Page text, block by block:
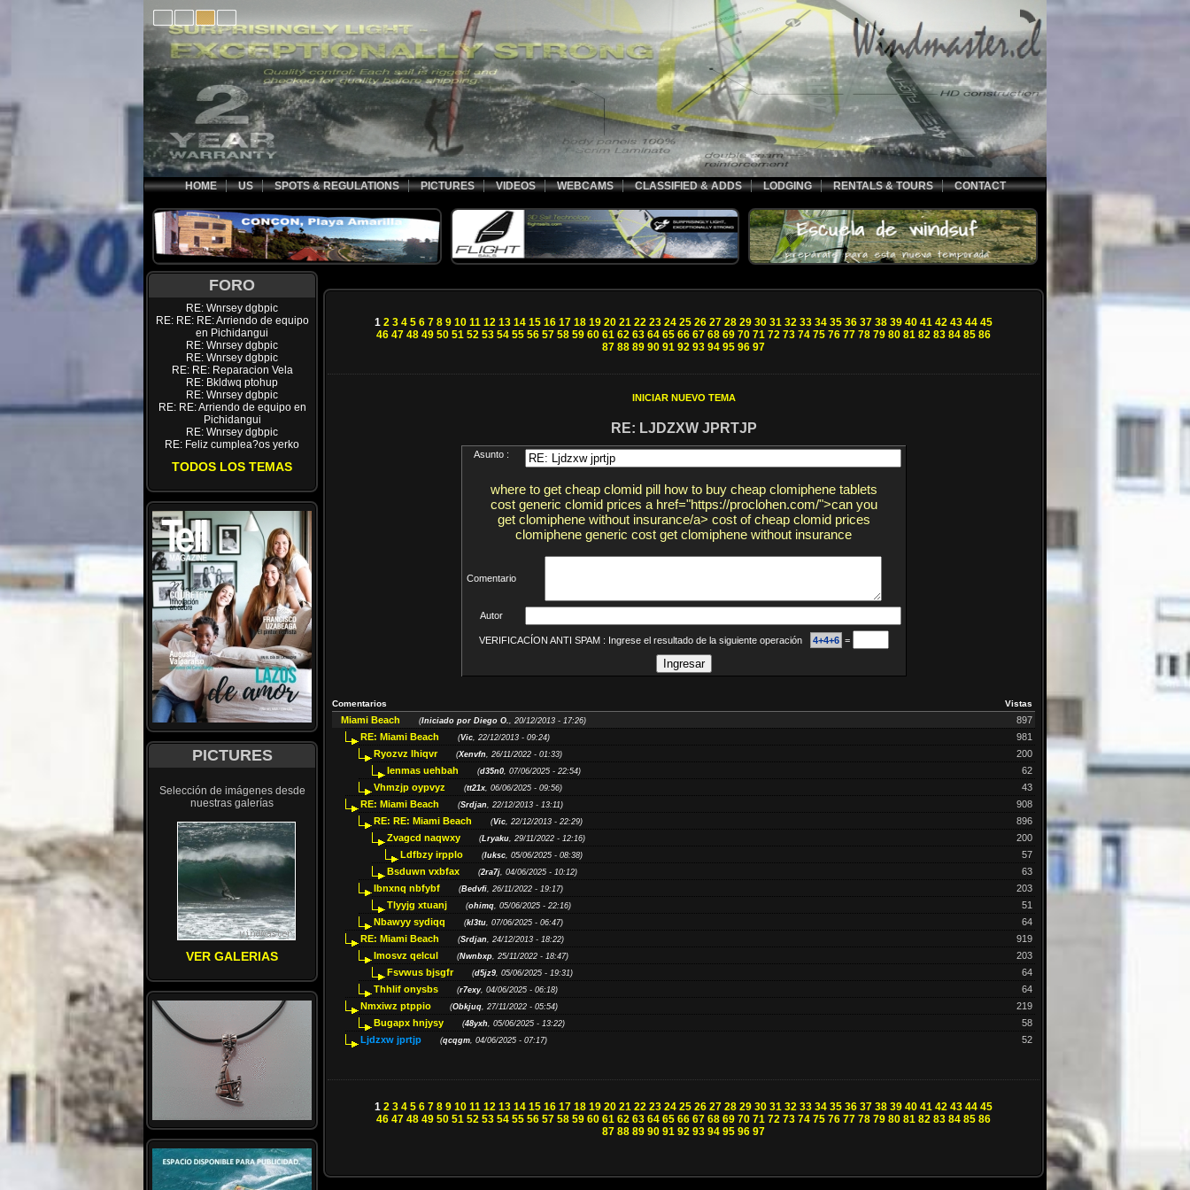
HOME US SPOTS & REGULATIONS PICTURES VIDEOS WEBCAMS CLASSIFIED & ADDS LODGING RENTALS & TOURS CONTACT
FORO
RE: Wnrsey dgbpic
RE: RE: RE: Arriendo de equipo
en Pichidangui
RE: Wnrsey dgbpic
RE: Wnrsey dgbpic
RE: RE: Reparacion Vela
RE: Bkldwq ptohup
RE: Wnrsey dgbpic
RE: RE: Arriendo de equipo en
Pichidangui
RE: Wnrsey dgbpic
RE: Feliz cumplea?os yerko
TODOS LOS TEMAS
PICTURES
Selección de imágenes desde
nuestras galerías
VER GALERIAS
1 2 3 4 5 6 7 8 9 10 11 12 13 14 15 16 17 18 19 20 21 22 23 24 25 26 27 28 29 30 31 32 33 34 35 36 37 38 39 40 41 42 43 44 45
46 47 48 49 50 51 52 53 54 55 56 57 58 59 60 61 62 63 64 65 66 67 68 69 70 71 72 73 74 75 76 77 78 79 80 81 82 83 84 85 86
87 88 89 90 91 92 93 94 95 96 97
INICIAR NUEVO TEMA
RE: LJDZXW JPRTJP
Asunto :
where to get cheap clomid pill how to buy cheap clomiphene tablets
cost generic clomid prices a href="https://proclohen.com/">can you
get clomiphene without insurance/a> cost of cheap clomid prices
clomiphene generic cost get clomiphene without insurance
Comentario
Autor
VERIFICACÍON ANTI SPAM : Ingrese el resultado de la siguiente operación 4+4+6 =
Vistas
Comentarios
897
Miami Beach (Iniciado por Diego O., 20/12/2013 - 17:26)
981
RE: Miami Beach (Vic, 22/12/2013 - 09:24)
200
Ryozvz lhiqvr (Xenvfn, 26/11/2022 - 01:33)
62
Ienmas uehbah (d35n0, 07/06/2025 - 22:54)
43
Vhmzjp oypvyz (tt21x, 06/06/2025 - 09:56)
908
RE: Miami Beach (Srdjan, 22/12/2013 - 13:11)
896
RE: RE: Miami Beach (Vic, 22/12/2013 - 22:29)
200
Zvagcd naqwxy (Lryaku, 29/11/2022 - 12:16)
57
Ldfbzy irpplo (luksc, 05/06/2025 - 08:38)
63
Bsduwn vxbfax (2ra7j, 04/06/2025 - 10:12)
203
Ibnxnq nbfybf (Bedvfi, 26/11/2022 - 19:17)
51
Tlyyjg xtuanj (ohimq, 05/06/2025 - 22:16)
64
Nbawyy sydiqq (kl3tu, 07/06/2025 - 06:47)
919
RE: Miami Beach (Srdjan, 24/12/2013 - 18:22)
203
Imosvz qelcul (Nwnbxp, 25/11/2022 - 18:47)
64
Fsvwus bjsgfr (d5jz9, 05/06/2025 - 19:31)
64
Thhlif onysbs (r7exy, 04/06/2025 - 06:18)
219
Nmxiwz ptppio (Obkjuq, 27/11/2022 - 05:54)
58
Bugapx hnjysy (48yxh, 05/06/2025 - 13:22)
52
Ljdzxw jprtjp (qcqgm, 04/06/2025 - 07:17)
1 2 3 4 5 6 7 8 9 10 11 12 13 14 15 16 17 18 19 20 21 22 23 24 25 26 27 28 29 30 31 32 33 34 35 36 37 38 39 40 41 42 43 44 45
46 47 48 49 50 51 52 53 54 55 56 57 58 59 60 61 62 63 64 65 66 67 68 69 70 71 72 73 74 75 76 77 78 79 80 81 82 83 84 85 86
87 88 89 90 91 92 93 94 95 96 97